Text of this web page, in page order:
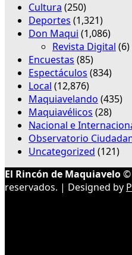
Cultura (250)
Deportes (1,321)
Don Maqui (1,086)
Revista Digital (6)
Encuestas (85)
Espectáculos (834)
Local (12,876)
Maquiavelando (435)
Maquiavélicos (28)
Nacional e
Observatorio
Uncategorized (121)
El Rincón de Maquiavelo©
reservados. | Designed by